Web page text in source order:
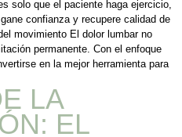
solo que el paciente haga ejercicio,
confianza y recupere calidad de
movimiento El dolor lumbar no
permanente. Con el enfoque
en la mejor herramienta para
LA
EL